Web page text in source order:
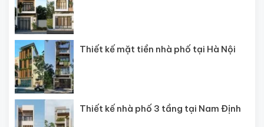
Thiết kế mặt tiền nhà phố tại Hà Nội
Thiết kế nhà phố 3 tầng tại Nam Định